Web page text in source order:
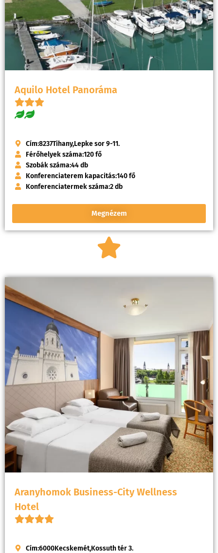
Aquilo Hotel Panoráma
Cím:8237Tihany,Lepke sor 9-11.
Férőhelyek száma:120 fő
Szobák száma:44 db
Konferenciaterem kapacitás:140 fő
Konferenciatermek száma:2 db
Megnézem
Aranyhomok Business-City Wellness
Hotel
Cím:6000Kecskemét,Kossuth tér 3.